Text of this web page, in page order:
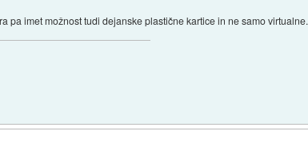
pa imet možnost tudi dejanske plastične kartice in ne samo virtualne.